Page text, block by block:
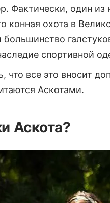
Фактически, один
конная охота в
спортивной
что все это вносит
Аскотами.
Аскота?